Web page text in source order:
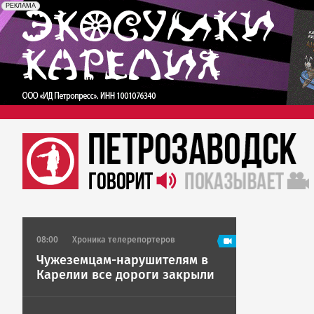
erid: 2SDnjc7Vuzm
РЕКЛАМА
Реклама
08:00 Хроника телерепортеров
Чужеземцам-нарушителям в
Карелии все дороги закрыли